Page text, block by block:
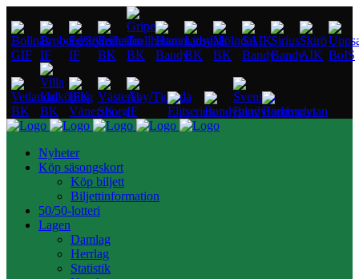
Nyheter
Köp säsongskort
Köp biljett
Biljettinformation
50/50-lotteri
Lagen
Damlag
Herrlag
Statistik